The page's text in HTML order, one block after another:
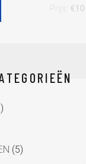
Prijs: €10
(5)